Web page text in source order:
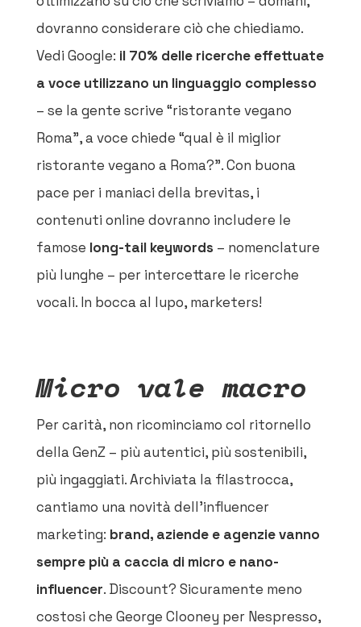
dovranno considerare ciò che chiediamo.
Vedi Google: il 70% delle ricerche effettuate
a voce utilizzano un linguaggio complesso
– se la gente scrive “ristorante vegano
Roma”, a voce chiede “qual è il miglior
ristorante vegano a Roma?”. Con buona
pace per i maniaci della brevitas, i
contenuti online dovranno includere le
famose long-tail keywords – nomenclature
più lunghe – per intercettare le ricerche
vocali. In bocca al lupo, marketers!
Micro vale macro
Per carità, non ricominciamo col ritornello
della GenZ – più autentici, più sostenibili,
più ingaggiati. Archiviata la filastrocca,
cantiamo una novità dell’influencer
marketing: brand, aziende e agenzievanno
sempre più a caccia di micro e nano-
influencer. Discount? Sicuramente meno
costosi che George Clooney per Nespresso,